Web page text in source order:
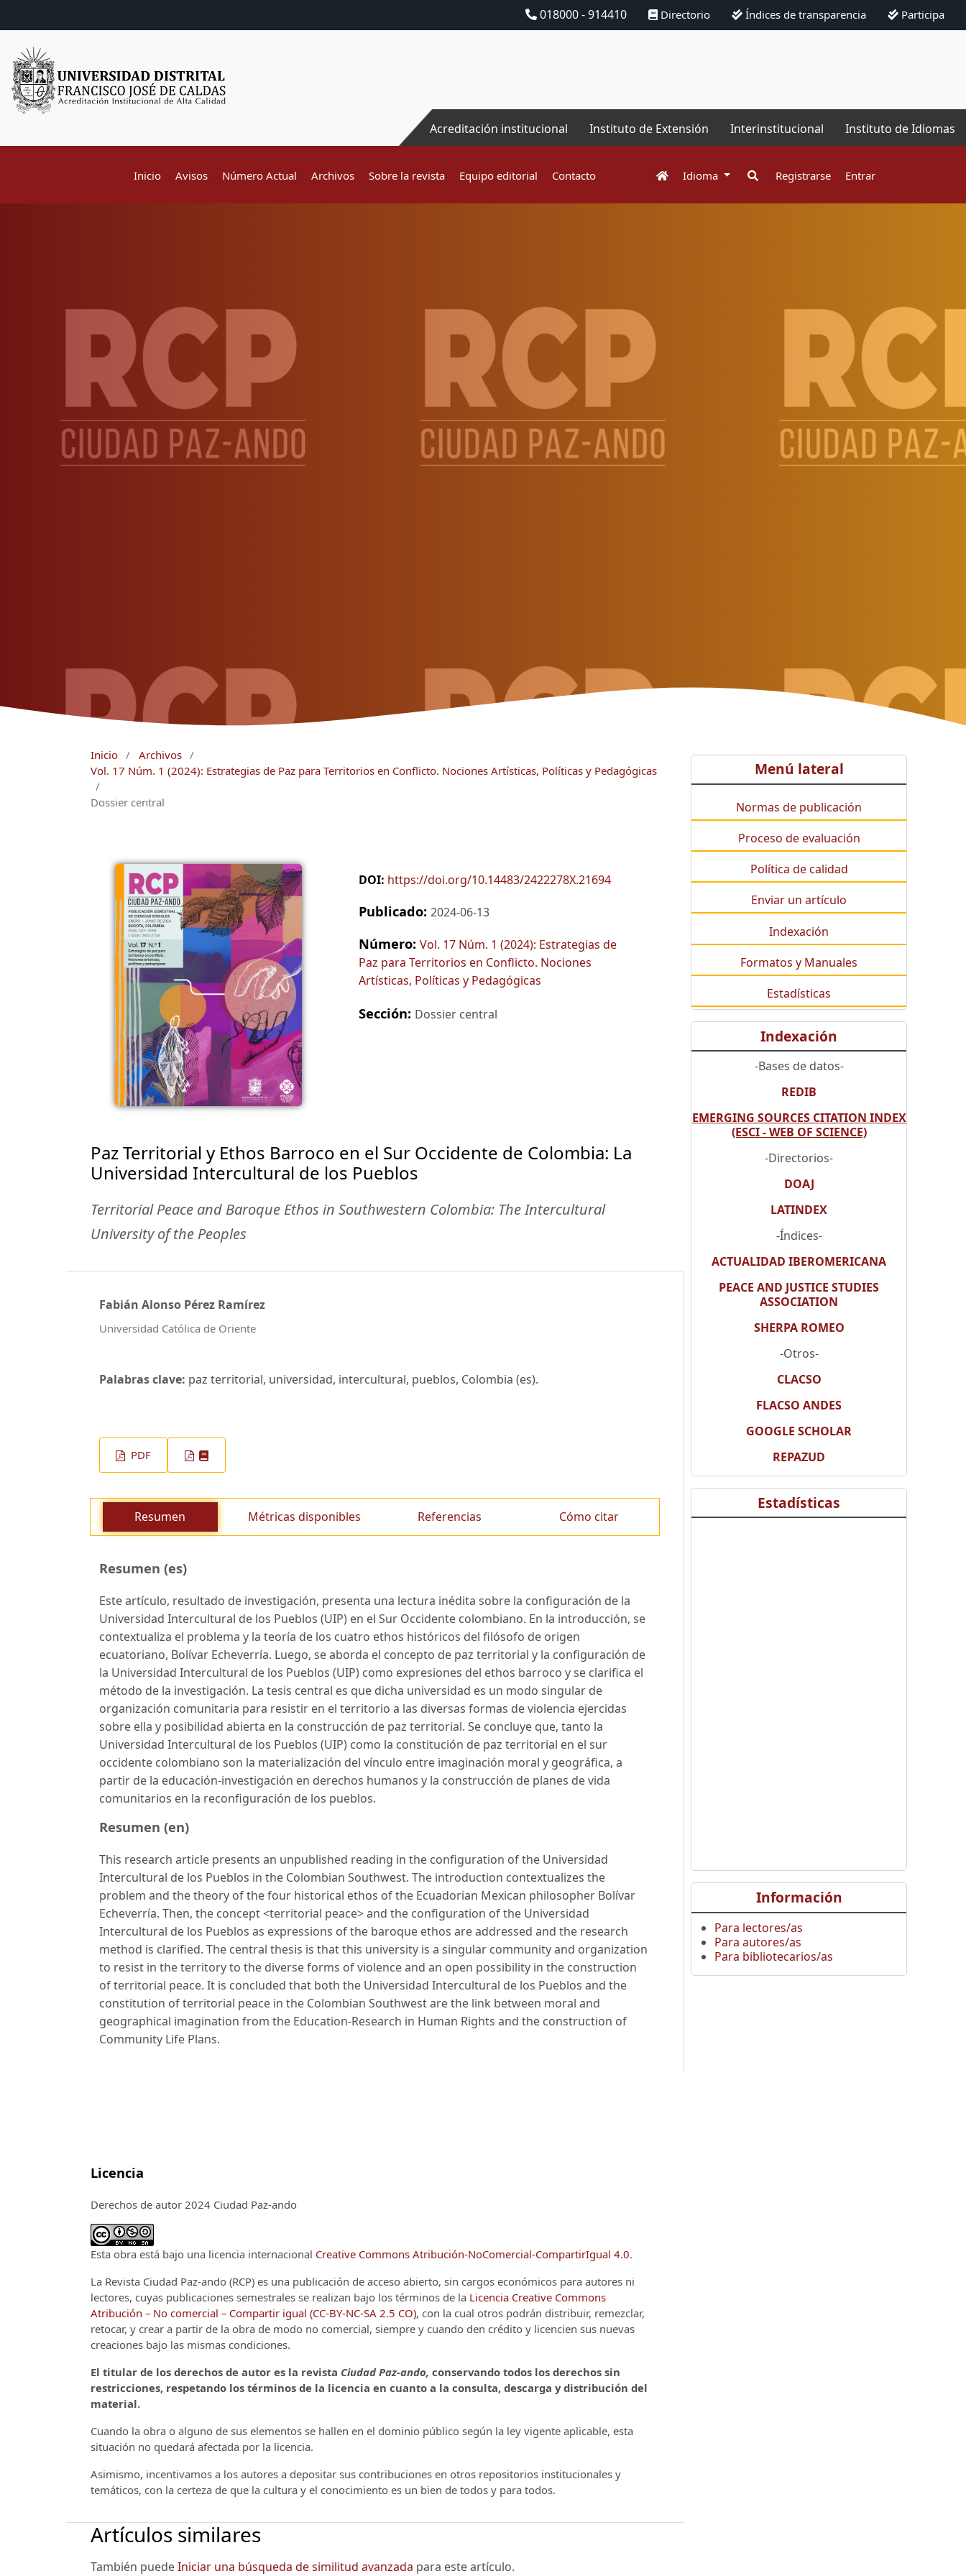
018000 - 914410 Directorio Índices de transparencia Participa
Acreditación institucional Instituto de Extensión Interinstitucional Instituto de Idiomas
Inicio Avisos Número Actual Archivos Sobre la revista Equipo editorial Contacto Idioma Registrarse Entrar
Inicio / Archivos /
Vol. 17 Núm. 1 (2024): Estrategias de Paz para Territorios en Conflicto. Nociones Artísticas, Políticas y Pedagógicas
/
Dossier central
DOI: https://doi.org/10.14483/2422278X.21694
Publicado: 2024-06-13
Número: Vol. 17 Núm. 1 (2024): Estrategias de
Paz para Territorios en Conflicto. Nociones
Artísticas, Políticas y Pedagógicas
Sección: Dossier central
Paz Territorial y Ethos Barroco en el Sur Occidente de Colombia: La
Universidad Intercultural de los Pueblos
Territorial Peace and Baroque Ethos in Southwestern Colombia: The Intercultural
University of the Peoples
Fabián Alonso Pérez Ramírez
Universidad Católica de Oriente
Palabras clave: paz territorial, universidad, intercultural, pueblos, Colombia (es).
PDF
Resumen Métricas disponibles Referencias Cómo citar
Resumen (es)
Este artículo, resultado de investigación, presenta una lectura inédita sobre la configuración de la
Universidad Intercultural de los Pueblos (UIP) en el Sur Occidente colombiano. En la introducción, se
contextualiza el problema y la teoría de los cuatro ethos históricos del filósofo de origen
ecuatoriano, Bolívar Echeverría. Luego, se aborda el concepto de paz territorial y la configuración de
la Universidad Intercultural de los Pueblos (UIP) como expresiones del ethos barroco y se clarifica el
método de la investigación. La tesis central es que dicha universidad es un modo singular de
organización comunitaria para resistir en el territorio a las diversas formas de violencia ejercidas
sobre ella y posibilidad abierta en la construcción de paz territorial. Se concluye que, tanto la
Universidad Intercultural de los Pueblos (UIP) como la constitución de paz territorial en el sur
occidente colombiano son la materialización del vínculo entre imaginación moral y geográfica, a
partir de la educación-investigación en derechos humanos y la construcción de planes de vida
comunitarios en la reconfiguración de los pueblos.
Resumen (en)
This research article presents an unpublished reading in the configuration of the Universidad
Intercultural de los Pueblos in the Colombian Southwest. The introduction contextualizes the
problem and the theory of the four historical ethos of the Ecuadorian Mexican philosopher Bolívar
Echeverría. Then, the concept <territorial peace> and the configuration of the Universidad
Intercultural de los Pueblos as expressions of the baroque ethos are addressed and the research
method is clarified. The central thesis is that this university is a singular community and organization
to resist in the territory to the diverse forms of violence and an open possibility in the construction
of territorial peace. It is concluded that both the Universidad Intercultural de los Pueblos and the
constitution of territorial peace in the Colombian Southwest are the link between moral and
geographical imagination from the Education-Research in Human Rights and the construction of
Community Life Plans.
Licencia
Derechos de autor 2024 Ciudad Paz-ando
Esta obra está bajo una licencia internacional Creative Commons Atribución-NoComercial-CompartirIgual 4.0.
La Revista Ciudad Paz-ando (RCP) es una publicación de acceso abierto, sin cargos económicos para autores ni
lectores, cuyas publicaciones semestrales se realizan bajo los términos de la Licencia Creative Commons
Atribución – No comercial – Compartir igual (CC-BY-NC-SA 2.5 CO), con la cual otros podrán distribuir, remezclar,
retocar, y crear a partir de la obra de modo no comercial, siempre y cuando den crédito y licencien sus nuevas
creaciones bajo las mismas condiciones.
El titular de los derechos de autor es la revista Ciudad Paz-ando, conservando todos los derechos sin
restricciones, respetando los términos de la licencia en cuanto a la consulta, descarga y distribución del
material.
Cuando la obra o alguno de sus elementos se hallen en el dominio público según la ley vigente aplicable, esta
situación no quedará afectada por la licencia.
Asimismo, incentivamos a los autores a depositar sus contribuciones en otros repositorios institucionales y
temáticos, con la certeza de que la cultura y el conocimiento es un bien de todos y para todos.
Artículos similares
También puedeIniciar una búsqueda de similitud avanzada para este artículo.
Menú lateral
Normas de publicación
Proceso de evaluación
Política de calidad
Enviar un artículo
Indexación
Formatos y Manuales
Estadísticas
Indexación
-Bases de datos-
REDIB
EMERGING SOURCES CITATION INDEX
(ESCI - WEB OF SCIENCE)
-Directorios-
DOAJ
LATINDEX
-Índices-
ACTUALIDAD IBEROMERICANA
PEACE AND JUSTICE STUDIES
ASSOCIATION
SHERPA ROMEO
-Otros-
CLACSO
FLACSO ANDES
GOOGLE SCHOLAR
REPAZUD
Estadísticas
Información
Para lectores/as
Para autores/as
Para bibliotecarios/as